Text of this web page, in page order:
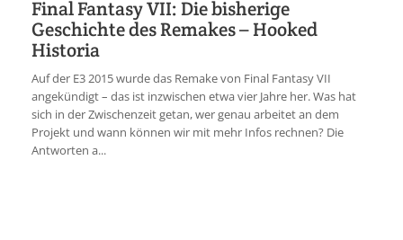
Final Fantasy VII: Die bisherige
Geschichte des Remakes – Hooked
Historia
Auf der E3 2015 wurde das Remake von Final Fantasy VII
angekündigt – das ist inzwischen etwa vier Jahre her. Was hat
sich in der Zwischenzeit getan, wer genau arbeitet an dem
Projekt und wann können wir mit mehr Infos rechnen? Die
Antworten a...